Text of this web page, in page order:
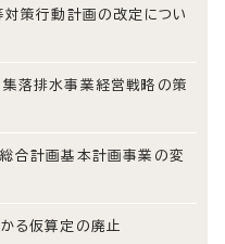
対策行動計画の改定につい
落排水事業経営戦略の策
合計画基本計画事業の変
る仮算定の廃止